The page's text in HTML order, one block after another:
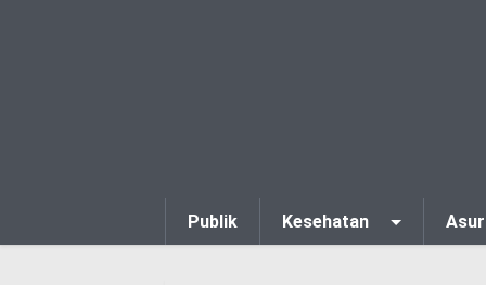
Publik Kesehatan